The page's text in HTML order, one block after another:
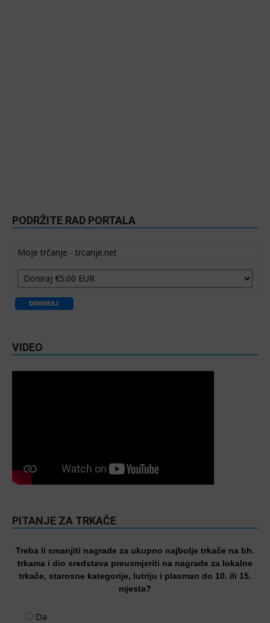
PODRŽITE RAD PORTALA
Moje trčanje - trcanje.net
VIDEO
PITANJE ZA TRKAČE
Treba li smanjiti nagrade za ukupno najbolje trkače na bh.
trkama i dio sredstava preusmjeriti na nagrade za lokalne
trkače, starosne kategorije, lutriju i plasman do 10. ili 15.
mjesta?
Da